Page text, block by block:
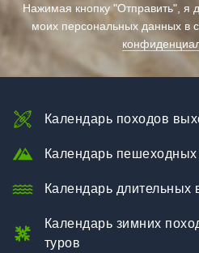
Нажимая кнопку "Отправить", я
моих персональных данных в
Календарь походов
Календарь
Календарь длительных
Календарь зимних
туров